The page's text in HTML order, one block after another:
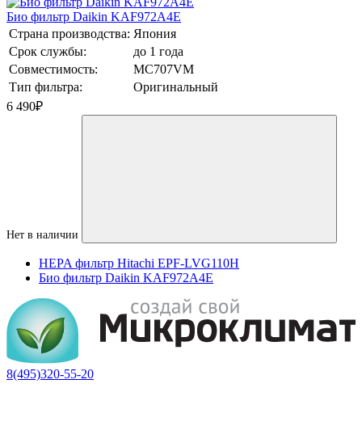
Био фильтр Daikin KAF972A4E
Страна производства: Япония
Срок службы:
до 1 года
Совместимость:
MC707VM
Тип фильтра:
Оригинальный
6 490₽
Нет в наличии
HEPA фильтр Hitachi EPF-LVG110H
Био фильтр Daikin KAF972A4E
8(495)320-55-20